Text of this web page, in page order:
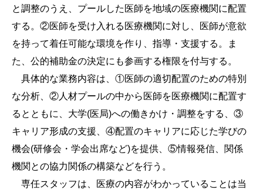
と調整のうえ、プールした医師を地域の医療機関に配置
する。②医師を受け入れる医療機関に対し、医師が意欲
を持って着任可能な環境を作り、指導・支援する。ま
た、公的補助金の決定にも参画する権限を付与する。
具体的な業務内容は、①医師の適切配置のための特別
な分析、②人材プールの中から医師を医療機関に配置す
るとともに、大学(医局)への働きかけ・調整をする、③
キャリア形成の支援、④配置のキャリアに応じた学びの
機会(研修会・学会出席など)を提供、⑤情報発信、関係
機関との協力関係の構築などを行う。
専任スタッフは、医療の内容がわかっていることは当